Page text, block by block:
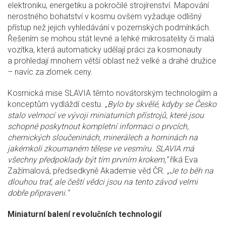
elektroniku, energetiku a pokročilé strojírenství. Mapování
nerostného bohatství v kosmu ovšem vyžaduje odlišný
přístup než jejich vyhledávání v pozemských podmínkách.
Řešením se mohou stát levné a lehké mikrosatelity či malá
vozítka, která automaticky udělají práci za kosmonauty
a prohledají mnohem větší oblast než velké a drahé družice
– navíc za zlomek ceny.
Kosmická mise SLAVIA těmto novátorským technologiím a
konceptům vydláždí cestu. „Bylo by skvělé, kdyby se Česko
stalo velmocí ve vývoji miniaturních přístrojů, které jsou
schopné poskytnout kompletní informaci o prvcích,
chemických sloučeninách, minerálech a horninách na
jakémkoli zkoumaném tělese ve vesmíru. SLAVIA má
všechny předpoklady být tím prvním krokem,”říká Eva
Zažímalová, předsedkyně Akademie věd ČR. „Je to běh na
dlouhou trať, ale čeští vědci jsou na tento závod velmi
dobře připraveni.“
Miniaturní balení revolučních technologií